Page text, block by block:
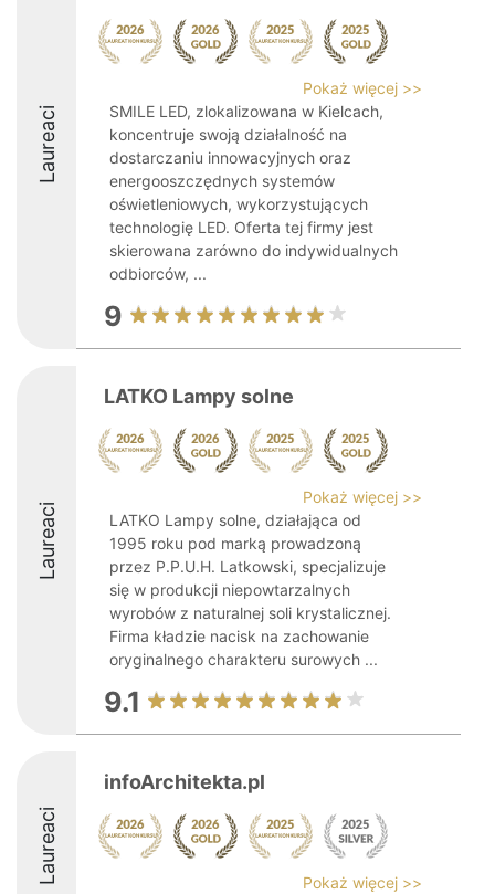
Laureaci
Pokaż więcej >>
SMILE LED, zlokalizowana w Kielcach,
koncentruje swoją działalność na
dostarczaniu innowacyjnych oraz
energooszczędnych systemów
oświetleniowych, wykorzystujących
technologię LED. Oferta tej firmy jest
skierowana zarówno do indywidualnych
odbiorców, ...
9
Laureaci
LATKO Lampy solne
Pokaż więcej >>
LATKO Lampy solne, działająca od
1995 roku pod marką prowadzoną
przez P.P.U.H. Latkowski, specjalizuje
się w produkcji niepowtarzalnych
wyrobów z naturalnej soli krystalicznej.
Firma kładzie nacisk na zachowanie
oryginalnego charakteru surowych ...
9.1
Laureaci
infoArchitekta.pl
Pokaż więcej >>